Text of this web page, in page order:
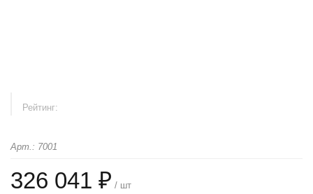
Рейтинг:
Арт.: 7001
326 041 ₽ / шт